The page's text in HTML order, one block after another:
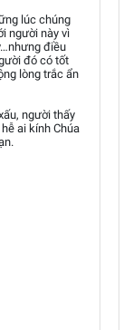
lúc chúng
người này vì
điều
đó có tốt
lòng trắc ẩn
người thấy
ai kính Chúa